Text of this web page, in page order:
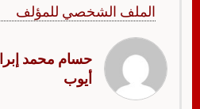
الملف الشخصي للمؤلف
حسام محمد
أيوب